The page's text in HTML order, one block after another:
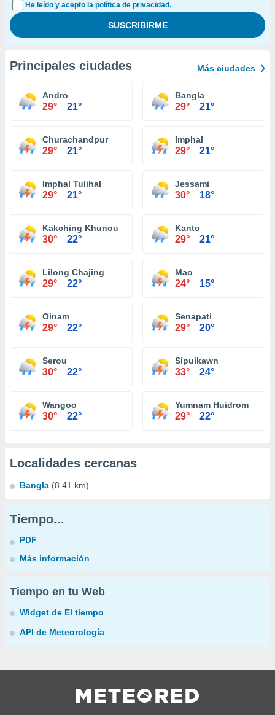
He leído y acepto la política de privacidad.
Principales ciudades Más ciudades
Andro
29° 21°
Bangla
29° 21°
Churachandpur
29° 21°
Imphal
29° 21°
Imphal Tulihal
29° 21°
Jessami
30° 18°
Kakching Khunou
30° 22°
Kanto
29° 21°
Lilong Chajing
29° 22°
Mao
24° 15°
Oinam
29° 22°
Senapati
29° 20°
Serou
30° 22°
Sipuikawn
33° 24°
Wangoo
30° 22°
Yumnam Huidrom
29° 22°
Localidades cercanas
Bangla (8.41 km)
Tiempo...
PDF
Más información
Tiempo en tu Web
Widget de El tiempo
API de Meteorología